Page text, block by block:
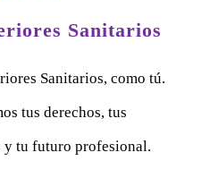
Sanitarios
Sanitarios, como tú.
tus derechos, tus
y tu futuro profesional.